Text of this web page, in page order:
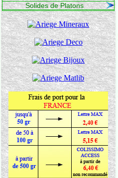
Solides de Platons